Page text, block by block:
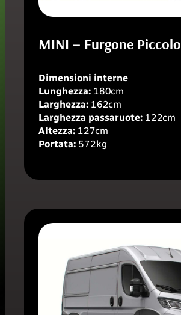
MINI – Furgone Piccolo
Dimensioni interne
Lunghezza: 180cm
Larghezza: 162cm
Larghezza passaruote: 122cm
Altezza: 127cm
Portata: 572kg